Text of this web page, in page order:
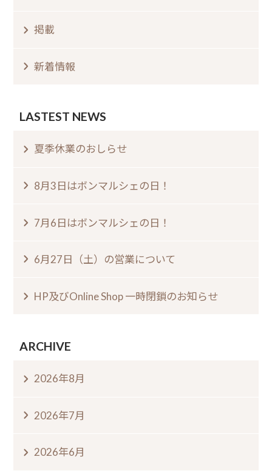
掲載
新着情報
LASTEST NEWS
夏季休業のおしらせ⁠
8月3日はボンマルシェの日⁠！⁠ ⁠
7月6日はボンマルシェの日⁠！⁠
6月27日（土）の営業について
HP及びOnline Shop 一時閉鎖のお知らせ
ARCHIVE
2026年8月
2026年7月
2026年6月